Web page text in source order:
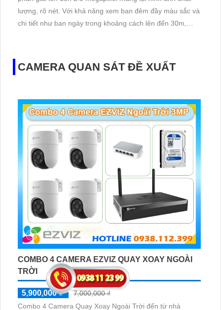
lượng, rõ nét. Với khả năng xem ban đêm đầy màu sắc và
chi tiết như ban ngày trong khoảng cách lên đến 30m,
CAMERA QUAN SÁT ĐỀ XUẤT
COMBO 4 CAMERA EZVIZ QUAY XOAY NGOÀI
TRỜI
5,900,000 ₫
7,000,000 ₫
Combo 4 Camera Quay Xoay Ngoài Trời đến từ nhà